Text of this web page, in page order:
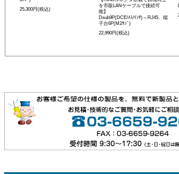
25,300円(税込)
を市販LANケーブルで接続可
能】
Dsub9P(DCE/ﾒｽ/ｲﾝﾁ)⇔RJ45、端
子台6P(M2ﾈｼﾞ)
22,990円(税込)